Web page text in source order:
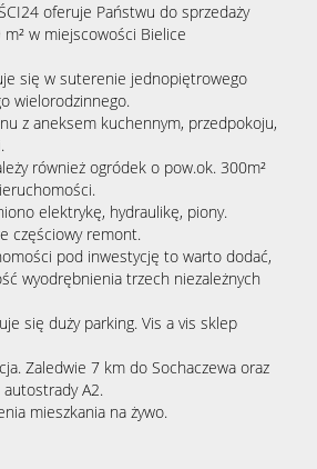
oferuje Państwu do sprzedaży
w miejscowości Bielice
się w suterenie jednopiętrowego
wielorodzinnego.
z aneksem kuchennym, przedpokoju,
również ogródek o pow.ok. 300m²
elektrykę, hydraulikę, piony.
częściowy remont.
pod inwestycję to warto dodać,
wyodrębnienia trzech niezależnych
się duży parking. Vis a vis sklep
Zaledwie 7 km do Sochaczewa oraz
autostrady A2.
mieszkania na żywo.